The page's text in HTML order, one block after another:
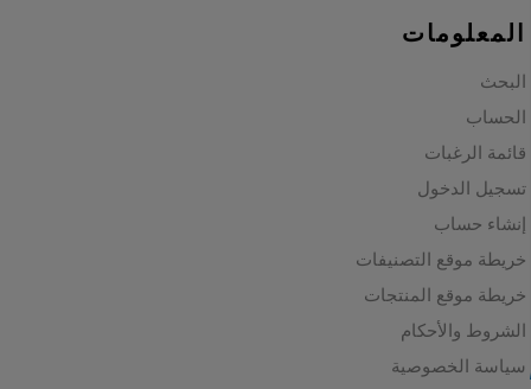
المعلومات
البحث
الحساب
قائمة الرغبات
تسجيل الدخول
إنشاء حساب
خريطة موقع التصنيفات
خريطة موقع المنتجات
الشروط والأحكام
سياسة الخصوصية